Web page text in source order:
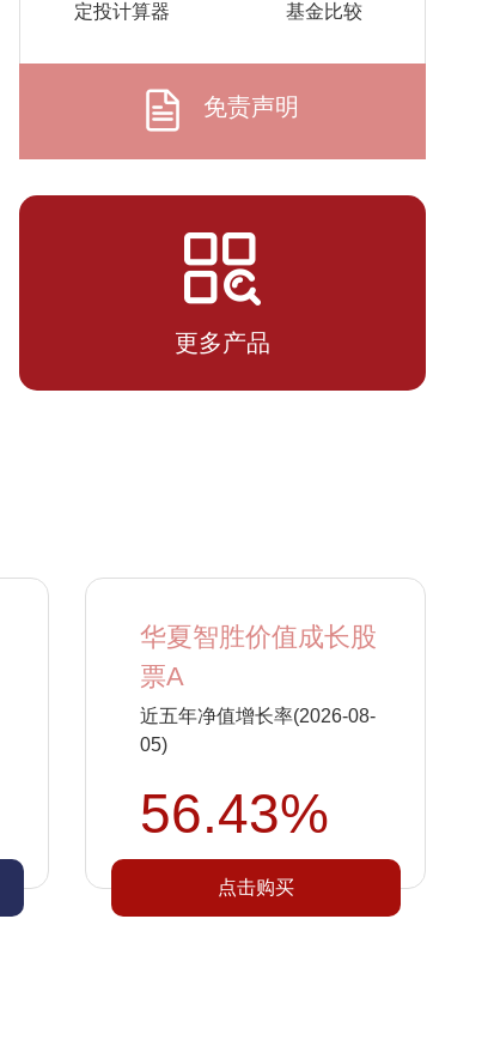
07-14
0.5504 0.5504
07-10
定投计算器 基金比较
免责声明
更多产品
华夏智胜价值成长股
票A
近五年净值增长率(2026-08-
05)
56.43%
点击购买